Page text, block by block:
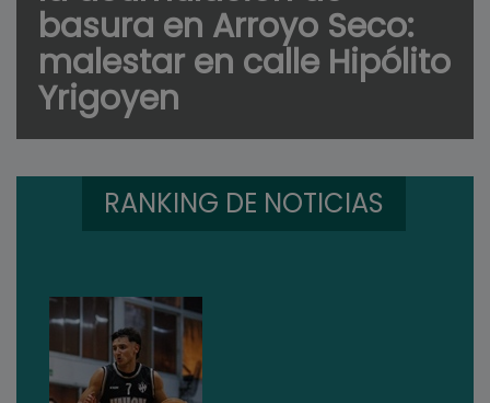
basura en Arroyo Seco:
malestar en calle Hipólito
Yrigoyen
RANKING DE NOTICIAS